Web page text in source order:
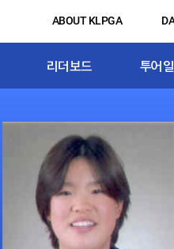
ABOUT KLPGA
리더보드 투어